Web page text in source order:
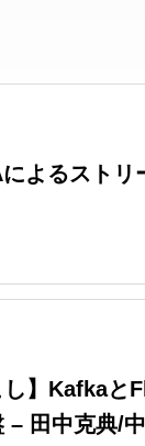
よるスト
し】Kafka
– 田中克典/